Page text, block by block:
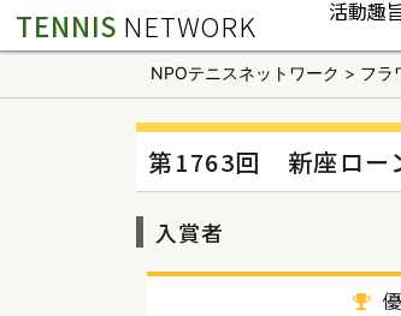
TENNIS NETWORK 活動趣
NPOテニスネットワーク > フラ
第1763回 新座ロー
入賞者